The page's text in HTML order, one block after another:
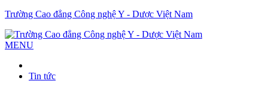
Trường Cao đẳng Công nghệ Y - Dược Việt Nam
MENU
Tin tức